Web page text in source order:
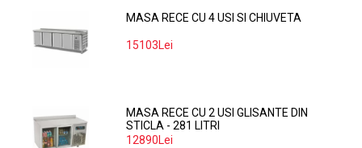
MASA RECE CU 4 USI SI CHIUVETA
15103Lei
MASA RECE CU 2 USI GLISANTE DIN
STICLA - 281 LITRI
12890Lei